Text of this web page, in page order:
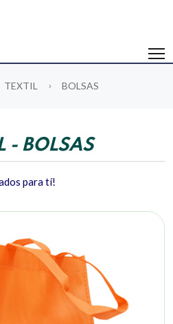
TEXTIL BOLSAS
- BOLSAS
para tí!